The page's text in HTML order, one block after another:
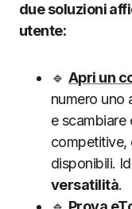
due soluzioni
utente:
🔹 Apri un
numero uno
e scambiare
competitive,
disponibili.
versatilità.